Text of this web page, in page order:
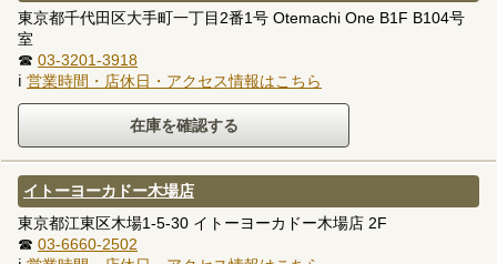
東京都千代田区大手町一丁目2番1号 Otemachi One B1F B104号
室
☎ 03-3201-3918
ℹ 営業時間・店休日・アクセス情報はこちら
イトーヨーカドー木場店
東京都江東区木場1-5-30 イトーヨーカドー木場店 2F
☎ 03-6660-2502